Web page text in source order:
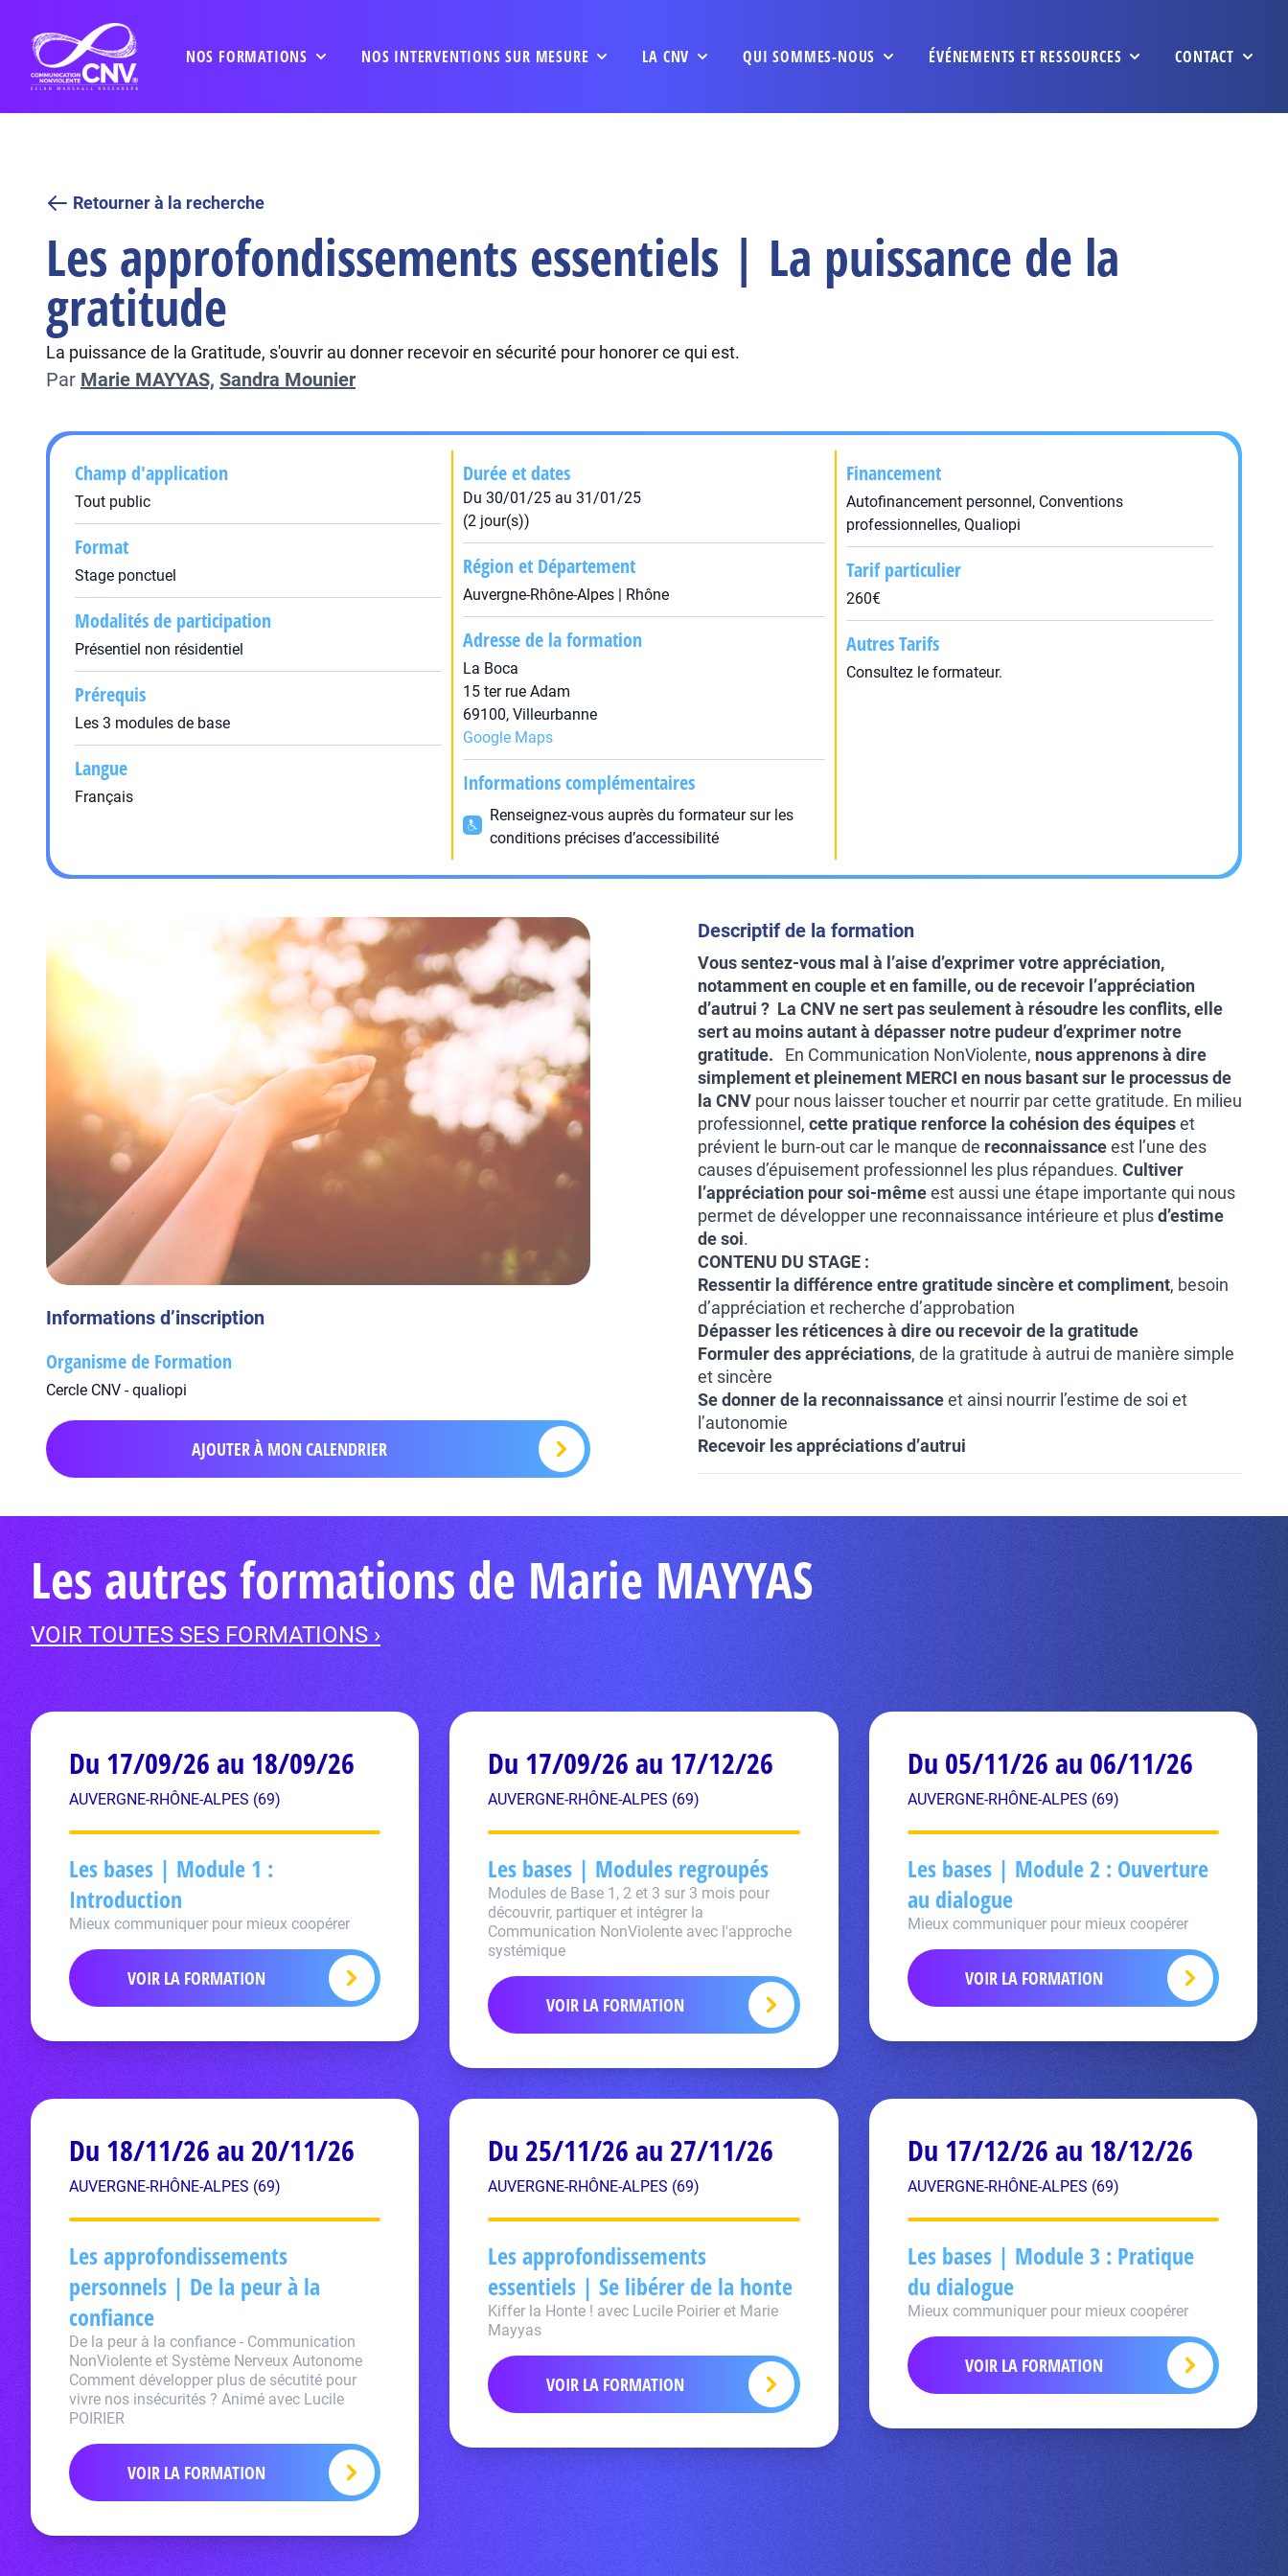
NOS FORMATIONS NOS INTERVENTIONS SUR MESURE LA CNV QUI SOMMES-NOUS ÉVÉNEMENTS ET RESSOURCES CONTACT
Retourner à la recherche
Les approfondissements essentiels | La puissance de la
gratitude
La puissance de la Gratitude, s'ouvrir au donner recevoir en sécurité pour honorer ce qui est.
Par Marie MAYYAS, Sandra Mounier
Champ d'application
Tout public
Format
Stage ponctuel
Modalités de participation
Présentiel non résidentiel
Prérequis
Les 3 modules de base
Langue
Français
Durée et dates
Du 30/01/25 au 31/01/25
(2 jour(s))
Région et Département
Auvergne-Rhône-Alpes | Rhône
Adresse de la formation
La Boca
15 ter rue Adam
69100, Villeurbanne
Google Maps
Informations complémentaires
Renseignez-vous auprès du formateur sur les
conditions précises d’accessibilité
Financement
Autofinancement personnel, Conventions
professionnelles, Qualiopi
Tarif particulier
260€
Autres Tarifs
Consultez le formateur.
Informations d’inscription
Organisme de Formation
Cercle CNV - qualiopi
AJOUTER À MON CALENDRIER
Descriptif de la formation
Vous sentez-vous mal à l’aise d’exprimer votre appréciation,
notamment en couple et en famille, ou de recevoir l’appréciation
d’autrui ? La CNV ne sert pas seulement à résoudre les conflits, elle
sert au moins autant à dépasser notre pudeur d’exprimer notre
gratitude. En Communication NonViolente, nous apprenons à dire
simplement et pleinement MERCI en nous basant sur le processus de
la CNV pour nous laisser toucher et nourrir par cette gratitude. En milieu
professionnel, cette pratique renforce la cohésion des équipeset
prévient le burn-out car le manque de reconnaissanceest l’une des
causes d’épuisement professionnel les plus répandues. Cultiver
l’appréciation pour soi-mêmeest aussi une étape importante qui nous
permet de développer une reconnaissance intérieure et plusd’estime
de soi.
CONTENU DU STAGE :
Ressentir la différence entre gratitude sincère et compliment, besoin
d’appréciation et recherche d’approbation
Dépasser les réticences à dire ou recevoir de la gratitude
Formuler des appréciations, de la gratitude à autrui de manière simple
et sincère
Se donner de la reconnaissanceet ainsi nourrir l’estime de soi et
l’autonomie
Recevoir les appréciations d’autrui
Les autres formations de Marie MAYYAS
VOIR TOUTES SES FORMATIONS ›
Du 17/09/26 au 18/09/26
AUVERGNE-RHÔNE-ALPES (69)
Les bases | Module 1 :
Introduction
Mieux communiquer pour mieux coopérer
VOIR LA FORMATION
Du 17/09/26 au 17/12/26
AUVERGNE-RHÔNE-ALPES (69)
Les bases | Modules regroupés
Modules de Base 1, 2 et 3 sur 3 mois pour
découvrir, partiquer et intégrer la
Communication NonViolente avec l'approche
systémique
VOIR LA FORMATION
Du 05/11/26 au 06/11/26
AUVERGNE-RHÔNE-ALPES (69)
Les bases | Module 2 : Ouverture
au dialogue
Mieux communiquer pour mieux coopérer
VOIR LA FORMATION
Du 18/11/26 au 20/11/26
AUVERGNE-RHÔNE-ALPES (69)
Les approfondissements
personnels | De la peur à la
confiance
De la peur à la confiance - Communication
NonViolente et Système Nerveux Autonome
Comment développer plus de sécutité pour
vivre nos insécurités ? Animé avec Lucile
POIRIER
VOIR LA FORMATION
Du 25/11/26 au 27/11/26
AUVERGNE-RHÔNE-ALPES (69)
Les approfondissements
essentiels | Se libérer de la honte
Kiffer la Honte ! avec Lucile Poirier et Marie
Mayyas
VOIR LA FORMATION
Du 17/12/26 au 18/12/26
AUVERGNE-RHÔNE-ALPES (69)
Les bases | Module 3 : Pratique
du dialogue
Mieux communiquer pour mieux coopérer
VOIR LA FORMATION